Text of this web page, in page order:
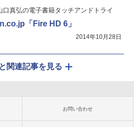
口真弘の電子書籍タッチアンドトライ
「Fire HD 6」
2014年10月28日
関連記事を見る
お問い合わせ